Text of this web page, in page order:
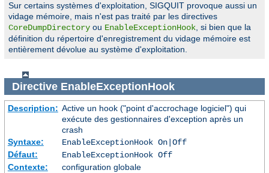
Sur certains systèmes d'exploitation, SIGQUIT provoque aussi un
vidage mémoire, mais n'est pas traité par les directives
CoreDumpDirectory ou EnableExceptionHook , si bien que la
définition du répertoire d'enregistrement du vidage mémoire est
entièrement dévolue au système d'exploitation.
Directive EnableExceptionHook
Description: Active un hook ("point d'accrochage logiciel") qui
exécute des gestionnaires d'exception après un
crash
Syntaxe:
EnableExceptionHook On|Off
Défaut:
EnableExceptionHook Off
Contexte:
configuration globale